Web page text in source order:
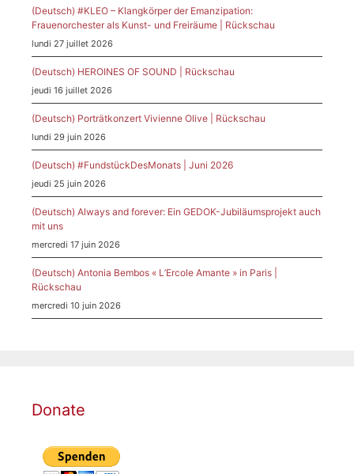
(Deutsch) #KLEO – Klangkörper der Emanzipation:
Frauenorchester als Kunst- und Freiräume | Rückschau
lundi 27 juillet 2026
(Deutsch) HEROINES OF SOUND | Rückschau
jeudi 16 juillet 2026
(Deutsch) Porträtkonzert Vivienne Olive | Rückschau
lundi 29 juin 2026
(Deutsch) #FundstückDesMonats | Juni 2026
jeudi 25 juin 2026
(Deutsch) Always and forever: Ein GEDOK-Jubiläumsprojekt auch
mit uns
mercredi 17 juin 2026
(Deutsch) Antonia Bembos « L’Ercole Amante » in Paris |
Rückschau
mercredi 10 juin 2026
Donate